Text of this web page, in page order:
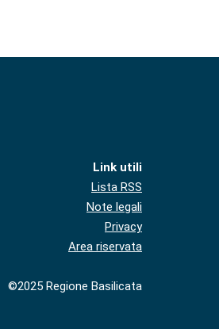
Link utili
Lista RSS
Note legali
Privacy
Area riservata
©2025 Regione Basilicata